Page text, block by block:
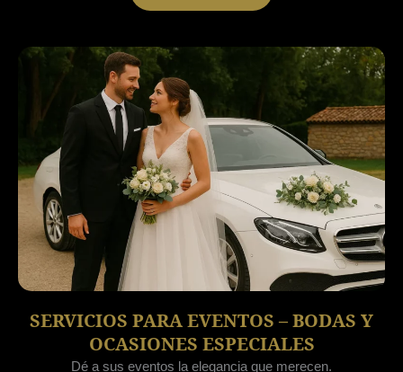
SERVICIOS PARA EVENTOS – BODAS Y
OCASIONES ESPECIALES
Dé a sus eventos la elegancia que merecen.